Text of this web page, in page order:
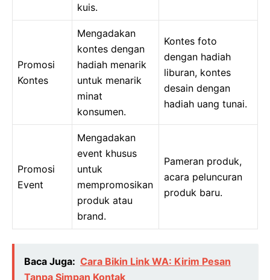
kuis.
Promosi
Kontes
Mengadakan
kontes dengan
hadiah menarik
untuk menarik
minat
konsumen.
Kontes foto
dengan hadiah
liburan, kontes
desain dengan
hadiah uang tunai.
Promosi
Event
Mengadakan
event khusus
untuk
mempromosikan
produk atau
brand.
Pameran produk,
acara peluncuran
produk baru.
Baca Juga: Cara Bikin Link WA: Kirim Pesan
Tanpa Simpan Kontak